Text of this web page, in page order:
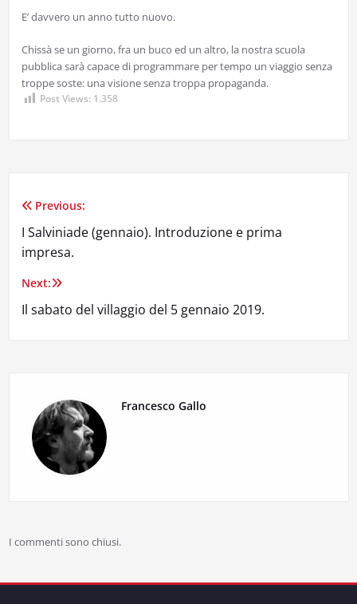
E’ davvero un anno tutto nuovo.
Chissà se un giorno, fra un buco ed un altro, la nostra scuola
pubblica sarà capace di programmare per tempo un viaggio senza
troppe soste: una visione senza troppa propaganda.
Post Views: 1.358
Navigazione
articoli
Previous:
I Salviniade (gennaio). Introduzione e prima
impresa.
Next:
Il sabato del villaggio del 5 gennaio 2019.
Francesco Gallo
I commenti sono chiusi.